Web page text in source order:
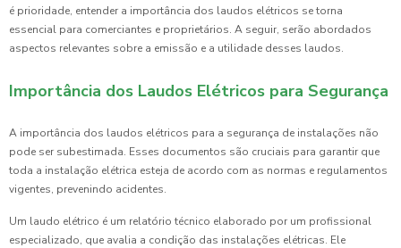
é prioridade, entender a importância dos laudos elétricos se torna
essencial para comerciantes e proprietários. A seguir, serão abordados
aspectos relevantes sobre a emissão e a utilidade desses laudos.
Importância dos Laudos Elétricos para Segurança
A importância dos laudos elétricos para a segurança de instalações não
pode ser subestimada. Esses documentos são cruciais para garantir que
toda a instalação elétrica esteja de acordo com as normas e regulamentos
vigentes, prevenindo acidentes.
Um laudo elétrico é um relatório técnico elaborado por um profissional
especializado, que avalia a condição das instalações elétricas. Ele